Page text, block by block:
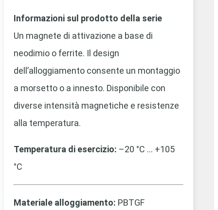
Informazioni sul prodotto della serie
Un magnete di attivazione a base di
neodimio o ferrite. Il design
dell’alloggiamento consente un montaggio
a morsetto o a innesto. Disponibile con
diverse intensità magnetiche e resistenze
alla temperatura.
Temperatura di esercizio: –20 °C … +105
°C
Materiale alloggiamento: PBTGF